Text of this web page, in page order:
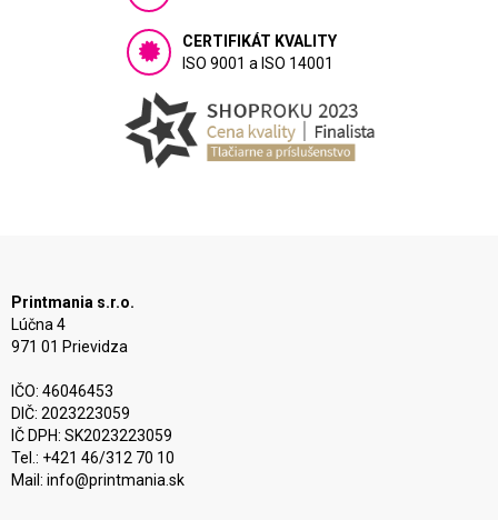
CERTIFIKÁT KVALITY
ISO 9001 a ISO 14001
Printmania s.r.o.
Lúčna 4
971 01 Prievidza
IČO: 46046453
DIČ: 2023223059
IČ DPH: SK2023223059
Tel.: +421 46/312 70 10
Mail: info@printmania.sk